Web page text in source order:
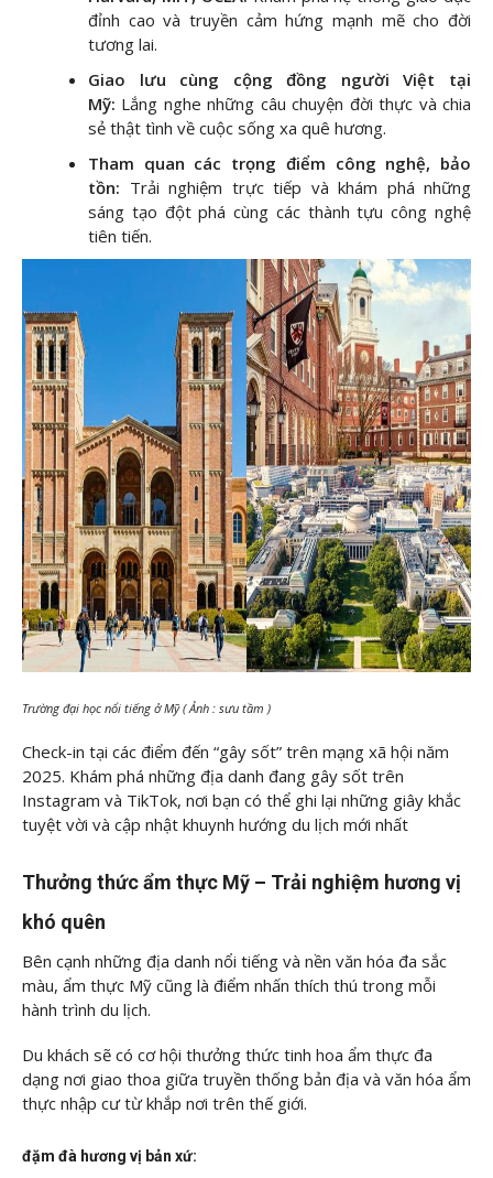
đỉnh cao và truyền cảm hứng mạnh mẽ cho đời
tương lai.
Giao lưu cùng cộng đồng người Việt tại
Mỹ: Lắng nghe những câu chuyện đời thực và chia
sẻ thật tình về cuộc sống xa quê hương.
Tham quan các trọng điểm công nghệ, bảo
tồn: Trải nghiệm trực tiếp và khám phá những
sáng tạo đột phá cùng các thành tựu công nghệ
tiên tiến.
Trường đại học nổi tiếng ở Mỹ ( Ảnh : sưu tầm )
Check-in tại các điểm đến “gây sốt” trên mạng xã hội năm
2025. Khám phá những địa danh đang gây sốt trên
Instagram và TikTok, nơi bạn có thể ghi lại những giây khắc
tuyệt vời và cập nhật khuynh hướng du lịch mới nhất
Thưởng thức ẩm thực Mỹ – Trải nghiệm hương vị
khó quên
Bên cạnh những địa danh nổi tiếng và nền văn hóa đa sắc
màu, ẩm thực Mỹ cũng là điểm nhấn thích thú trong mỗi
hành trình du lịch.
Du khách sẽ có cơ hội thưởng thức tinh hoa ẩm thực đa
dạng nơi giao thoa giữa truyền thống bản địa và văn hóa ẩm
thực nhập cư từ khắp nơi trên thế giới.
đặm đà hương vị bản xứ: